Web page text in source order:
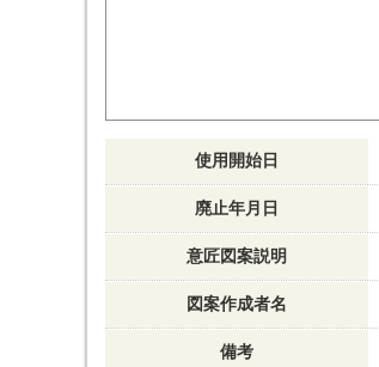
使用開始日
廃止年月日
意匠図案説明
図案作成者名
備考